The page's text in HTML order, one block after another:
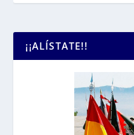
¡¡ALÍSTATE!!